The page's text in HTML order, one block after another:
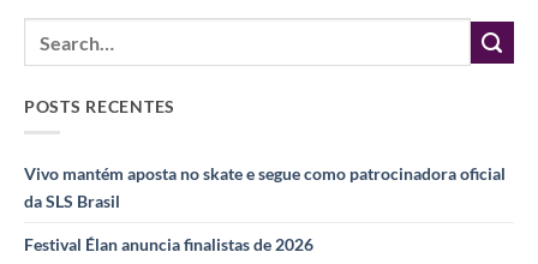
POSTS RECENTES
Vivo mantém aposta no skate e segue como patrocinadora oficial
da SLS Brasil
Festival Élan anuncia finalistas de 2026